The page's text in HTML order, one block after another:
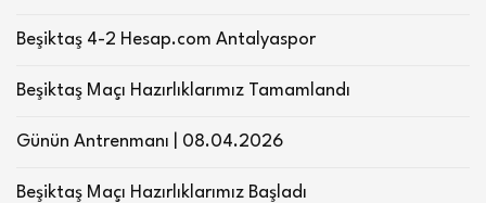
Beşiktaş 4-2 Hesap.com Antalyaspor
Beşiktaş Maçı Hazırlıklarımız Tamamlandı
Günün Antrenmanı | 08.04.2026
Beşiktaş Maçı Hazırlıklarımız Başladı